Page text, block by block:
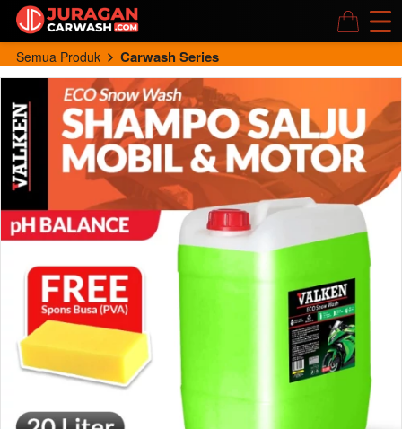
Semua Produk Carwash Series